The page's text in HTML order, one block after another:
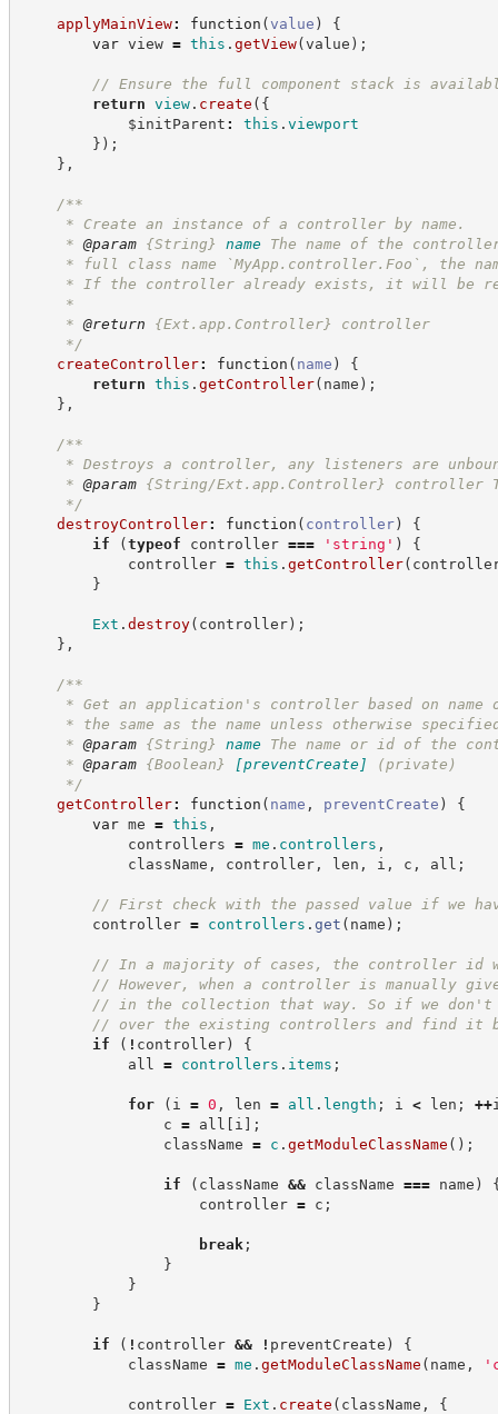
applyMainView: function (value )
{
var view = this . getView(value ) ;
// Ensure the full component stack is
return view. create ( {
$initParent : this . viewport
} ) ;
} ,
/**
* Create an instance of a controller by name.
* @param {String} name
The name of the
* full class name `MyApp.controller.Foo`, the
* If the controller already exists, it will be
*
* @return {Ext.app.Controller}
controller
*/
createController: function ( name )
{
return this . getController( name ) ;
} ,
/**
* Destroys a controller, any listeners are
* @param {String/Ext.app.Controller} controller
*/
destroyController: function ( controller)
{
if
(typeof controller === ' string ' )
{
controller = this . getController(
}
Ext . destroy( controller) ;
} ,
/**
* Get an application's controller based on name
* the same as the name unless otherwise
* @param {String} name
The name or id of the
* @param {Boolean} [preventCreate]
(private)
*/
getController: function ( name , preventCreate )
{
var me = this ,
controllers = me . controllers ,
className , controller, len , i , c , all ;
// First check with the passed value if we
controller = controllers . get ( name ) ;
// In a majority of cases, the controller id
// However, when a controller is manually
// in the collection that way. So if we
// over the existing controllers and find it
if
( ! controller)
{
all = controllers . items ;
for ( i = 0 , len = all . length ; i < len ; ++
c = all [ i ] ;
className = c . getModuleClassName ( ) ;
if ( className && className === name )
controller = c ;
break ;
}
}
}
if ( ! controller && ! preventCreate )
{
className = me . getModuleClassName ( name , '
controller = Ext . create ( className ,
{